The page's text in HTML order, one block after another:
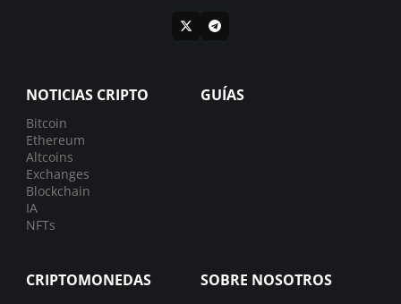
NOTICIAS CRIPTO
Bitcoin
Ethereum
Altcoins
Exchanges
Blockchain
IA
NFTs
GUÍAS
CRIPTOMONEDAS SOBRE NOSOTROS